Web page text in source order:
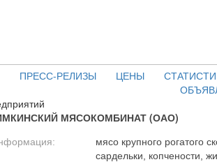
ПРЕСС-РЕЛИЗЫ ЦЕНЫ
МЯСОКОМБИНАТ (ОАО)
мясо крупного рогатого
сардельки, копчености,